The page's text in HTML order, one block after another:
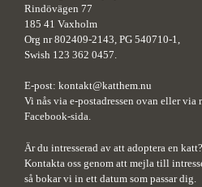
Rindövägen 77
185 41 Vaxholm
Org nr 802409-2143, PG 540710-1,
Swish 123 362 0457.
E-post: kontakt@katthem.nu
Vi nås via e-postadressen ovan eller
Facebook-sida.
Är du intresserad av att adoptera en katt?
Kontakta oss genom att mejla till
så bokar vi in ett datum som passar dig.